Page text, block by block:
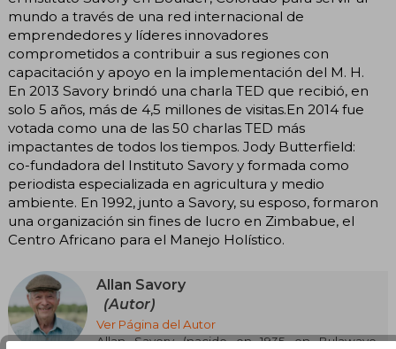
mundo a través de una red internacional de
emprendedores y líderes innovadores
comprometidos a contribuir a sus regiones con
capacitación y apoyo en la implementación del M. H.
En 2013 Savory brindó una charla TED que recibió, en
solo 5 años, más de 4,5 millones de visitas.En 2014 fue
votada como una de las 50 charlas TED más
impactantes de todos los tiempos. Jody Butterfield:
co-fundadora del Instituto Savory y formada como
periodista especializada en agricultura y medio
ambiente. En 1992, junto a Savory, su esposo, formaron
una organización sin fines de lucro en Zimbabue, el
Centro Africano para el Manejo Holístico.
Allan Savory
(Autor)
Ver Página del Autor
Allan Savory (nacido en 1935 en Bulawayo,